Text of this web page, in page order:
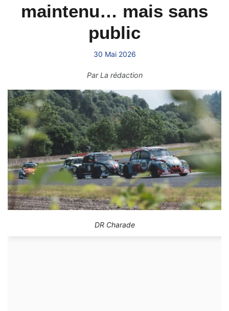
maintenu… mais sans
public
30 Mai 2026
ParLa rédaction
DR Charade